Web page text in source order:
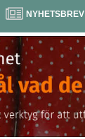
NYHETSBREV